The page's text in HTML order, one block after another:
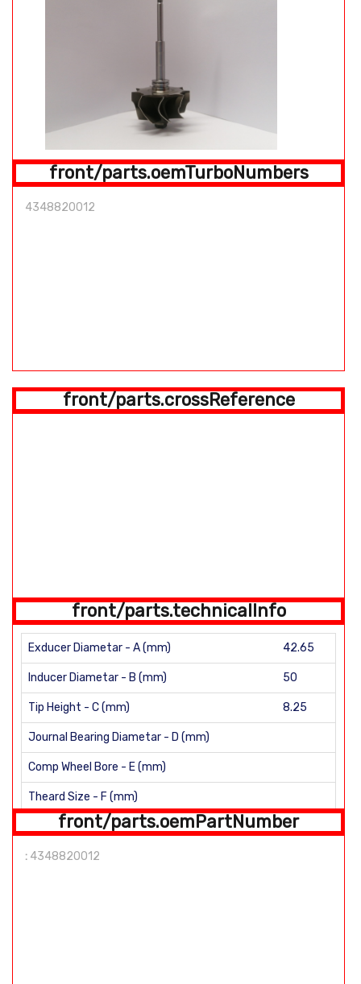
front/parts.oemTurboNumbers
4348820012
front/parts.crossReference
front/parts.technicalInfo
Exducer Diametar - A (mm) 42.65
Inducer Diametar - B (mm) 50
Tip Height - C (mm) 8.25
Journal Bearing Diametar - D (mm)
Comp Wheel Bore - E (mm)
Theard Size - F (mm)
H (mm)
Straight shaft Shaft length: 92,5mm Number of Blades: 9
front/parts.oemPartNumber
: 4348820012